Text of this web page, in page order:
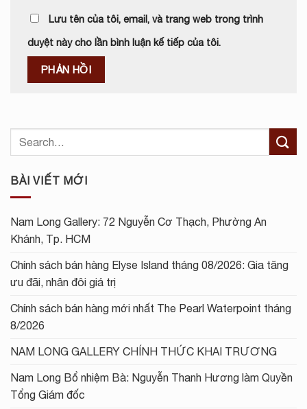
Lưu tên của tôi, email, và trang web trong trình
duyệt này cho lần bình luận kế tiếp của tôi.
BÀI VIẾT MỚI
Nam Long Gallery: 72 Nguyễn Cơ Thạch, Phường An
Khánh, Tp. HCM
Chính sách bán hàng Elyse Island tháng 08/2026: Gia tăng
ưu đãi, nhân đôi giá trị
Chính sách bán hàng mới nhất The Pearl Waterpoint tháng
8/2026
NAM LONG GALLERY CHÍNH THỨC KHAI TRƯƠNG
Nam Long Bổ nhiệm Bà: Nguyễn Thanh Hương làm Quyền
Tổng Giám đốc